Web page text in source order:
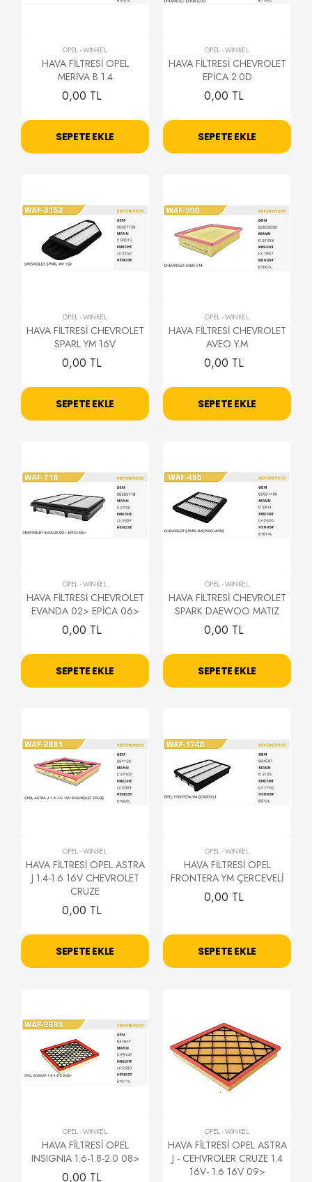
OPEL-WİNKEL
HAVA FİLTRESİ OPEL
MERİVA B 1.4
0,00 TL
SEPETE EKLE
OPEL-WİNKEL
HAVA FİLTRESİ CHEVROLET
EPİCA 2.0D
0,00 TL
SEPETE EKLE
OPEL-WİNKEL
HAVA FİLTRESİ CHEVROLET
SPARL YM 16V
0,00 TL
SEPETE EKLE
OPEL-WİNKEL
HAVA FİLTRESİ CHEVROLET
AVEO Y.M
0,00 TL
SEPETE EKLE
OPEL-WİNKEL
HAVA FİLTRESİ CHEVROLET
EVANDA 02> EPİCA 06>
0,00 TL
SEPETE EKLE
OPEL-WİNKEL
HAVA FİLTRESİ CHEVROLET
SPARK DAEWOO MATIZ
0,00 TL
SEPETE EKLE
OPEL-WİNKEL
HAVA FİLTRESİ OPEL ASTRA
J 1.4-1.6 16V CHEVROLET
CRUZE
0,00 TL
SEPETE EKLE
OPEL-WİNKEL
HAVA FİLTRESİ OPEL
FRONTERA YM ÇERCEVELİ
0,00 TL
SEPETE EKLE
OPEL-WİNKEL
HAVA FİLTRESİ OPEL
INSIGNIA 1.6-1.8-2.0 08>
0,00 TL
OPEL-WİNKEL
HAVA FİLTRESİ OPEL ASTRA
J - CEHVROLER CRUZE 1.4
16V- 1.6 16V 09>